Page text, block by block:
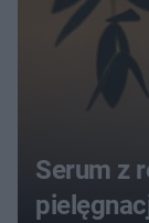
Serum z